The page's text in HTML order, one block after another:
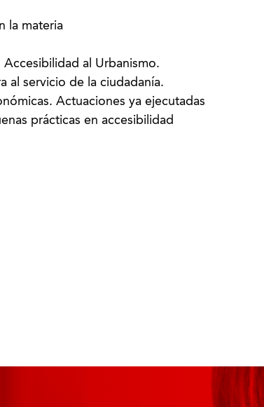
la materia
al Urbanismo.
al servicio de la ciudadanía.
Actuaciones ya ejecutadas
prácticas en accesibilidad